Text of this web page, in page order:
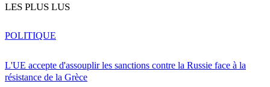
LES PLUS LUS
L'UE accepte d'assouplir les sanctions contre la Russie face à la
résistance de la Grèce
POLITIQUE